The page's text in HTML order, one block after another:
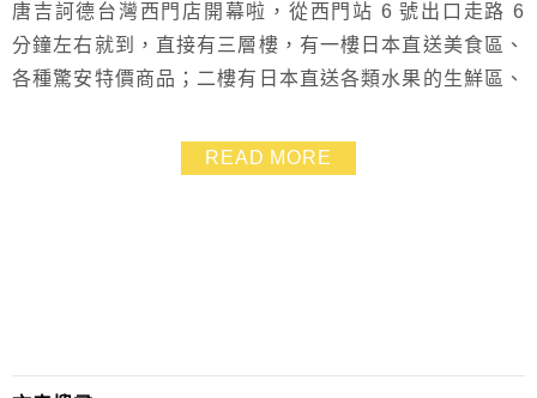
唐吉訶德台灣西門店開幕啦，從西門站 6 號出口走路 6
分鐘左右就到，直接有三層樓，有一樓日本直送美食區、
各種驚安特價商品；二樓有日本直送各類水果的生鮮區、
的日本零食、美妝用品、玩具、居家雜物、18禁區、運動
科技商品區。本篇文章將介紹唐吉訶德西門店、地址，還
READ MORE